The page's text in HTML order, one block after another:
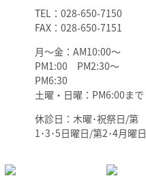
TEL：028-650-7150
FAX：028-650-7151
月～金：AM10:00～
PM1:00 PM2:30～
PM6:30
土曜・日曜：PM6:00まで
休診日：木曜･祝祭日/第
1･3･5日曜日/第2･4月曜日